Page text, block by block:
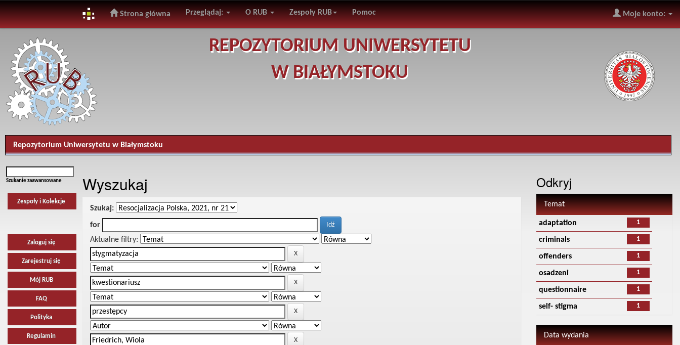
navigation
Strona główna Przeglądaj: O RUB Zespoły RUB Pomoc Moje konto:
REPOZYTORIUM UNIWERSYTETU
W BIAŁYMSTOKU
Repozytorium Uniwersytetu w Białymstoku
Szukanie zaawansowane
Zespoły i Kolekcje
Zaloguj się
Zarejestruj się
Mój RUB
FAQ
Polityka
Regulamin
Wyszukaj
Szukaj:
for
Aktualne filtry:
Odkryj
Temat
1
adaptation
1
criminals
1
offenders
1
osadzeni
1
questionnaire
1
self- stigma
Data wydania